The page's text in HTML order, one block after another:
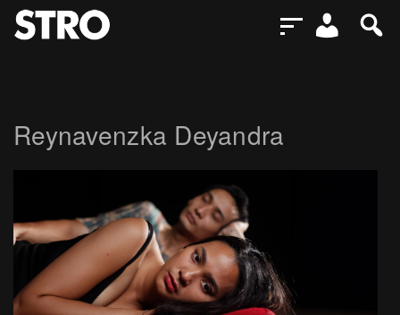
Reynavenzka Deyandra